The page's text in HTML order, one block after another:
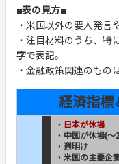
■表の見方■
・米国以外の要人発言
・注目材料のうち、特
字で表記。
・金融政策関連のもの
経済指標
・ 日本が休場
・ 中国が休場(～
・ 週明け
・ 米国の主要企